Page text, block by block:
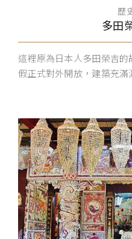
歷
多田
這裡原為日本人多田榮吉
假正式對外開放，建築充